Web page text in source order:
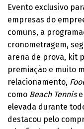
Evento exclusivo
empresas do
comuns, a
cronometragem,
arena de prova, kit
premiação e muito
relacionamento,
como Beach Tennise
elevada durante
destacou pelo